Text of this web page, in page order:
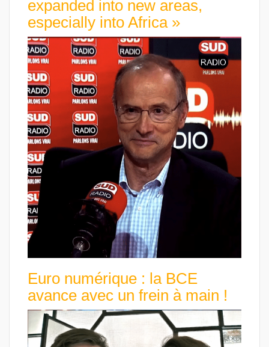
expanded into new areas,
especially into Africa »
Euro numérique : la BCE
avance avec un frein à main !